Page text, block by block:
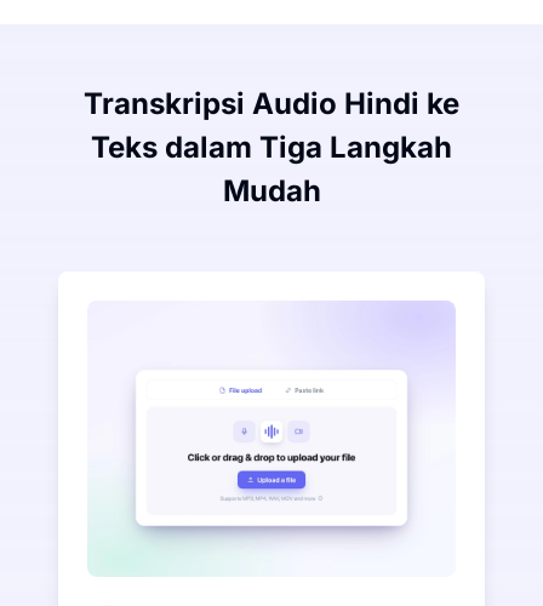
Transkripsi Audio Hindi ke
Teks dalam Tiga Langkah
Mudah